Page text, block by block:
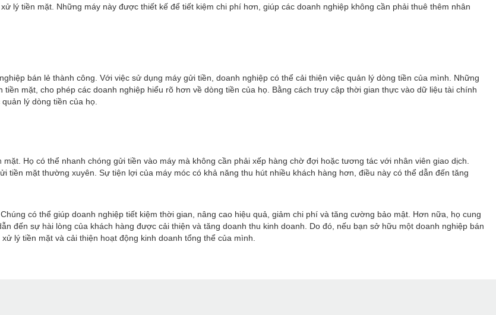
lý tiền mặt. Những máy này được thiết kế để tiết kiệm chi phí hơn, giúp các doanh nghiệp không cần phải thuê thêm nhân
bán lẻ thành công. Với việc sử dụng máy gửi tiền, doanh nghiệp có thể cải thiện việc quản lý dòng tiền của mình. Những
mặt, cho phép các doanh nghiệp hiểu rõ hơn về dòng tiền của họ. Bằng cách truy cập thời gian thực vào dữ liệu tài chính
lý dòng tiền của họ.
Họ có thể nhanh chóng gửi tiền vào máy mà không cần phải xếp hàng chờ đợi hoặc tương tác với nhân viên giao dịch.
mặt thường xuyên. Sự tiện lợi của máy móc có khả năng thu hút nhiều khách hàng hơn, điều này có thể dẫn đến tăng
có thể giúp doanh nghiệp tiết kiệm thời gian, nâng cao hiệu quả, giảm chi phí và tăng cường bảo mật. Hơn nữa, họ cung
đến sự hài lòng của khách hàng được cải thiện và tăng doanh thu kinh doanh. Do đó, nếu bạn sở hữu một doanh nghiệp bán
lý tiền mặt và cải thiện hoạt động kinh doanh tổng thể của mình.